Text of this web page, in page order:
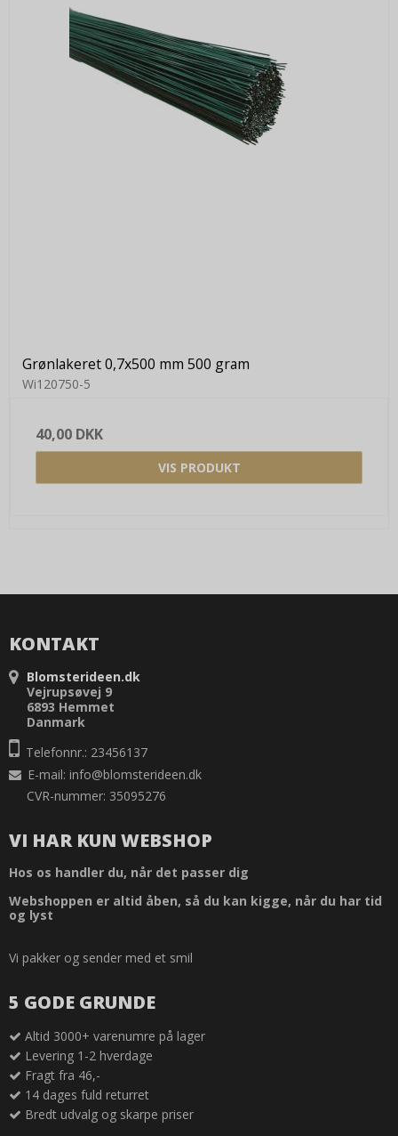
Grønlakeret 0,7x500 mm 500 gram
Wi120750-5
40,00 DKK
VIS PRODUKT
KONTAKT
Blomsterideen.dk
Vejrupsøvej 9
6893 Hemmet
Danmark
Telefonnr.: 23456137
E-mail: info@blomsterideen.dk
CVR-nummer: 35095276
VI HAR KUN WEBSHOP
Hos os handler du, når det passer dig
Webshoppen er altid åben, så du kan kigge, når du har tid
og lyst
Vi pakker og sender med et smil
5 GODE GRUNDE
Altid 3000+ varenumre på lager
Levering 1-2 hverdage
Fragt fra 46,-
14 dages fuld returret
Bredt udvalg og skarpe priser